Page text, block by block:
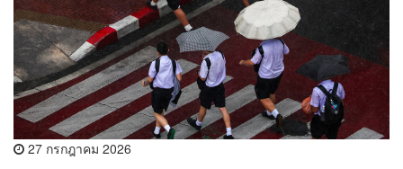
27 กรกฎาคม 2026